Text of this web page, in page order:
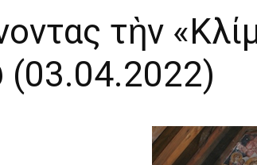
τὴν
(03.04.2022)